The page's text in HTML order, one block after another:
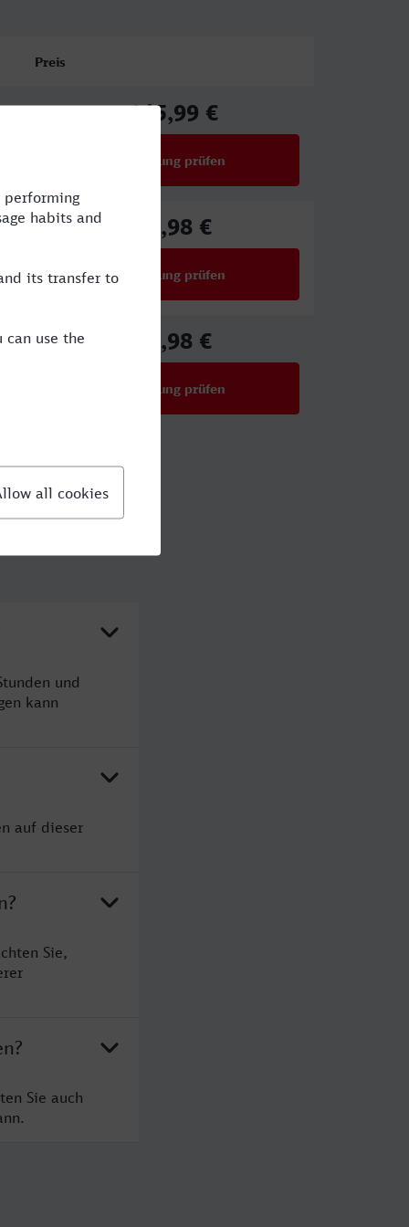
Preis
145,99 €
Verbindung prüfen
73,98 €
Verbindung prüfen
78,98 €
Verbindung prüfen
und
kann
auf dieser
Sie,
Sie auch